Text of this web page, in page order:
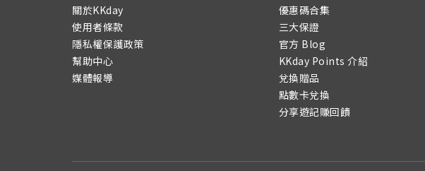
關於KKday
使用者條款
隱私權保護政策
幫助中心
媒體報導
優惠碼合集
三大保證
官方 Blog
KKday Points 介紹
兌換贈品
點數卡兌換
分享遊記賺回饋